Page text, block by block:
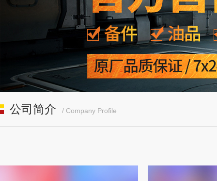
公司简介 / Company Profile